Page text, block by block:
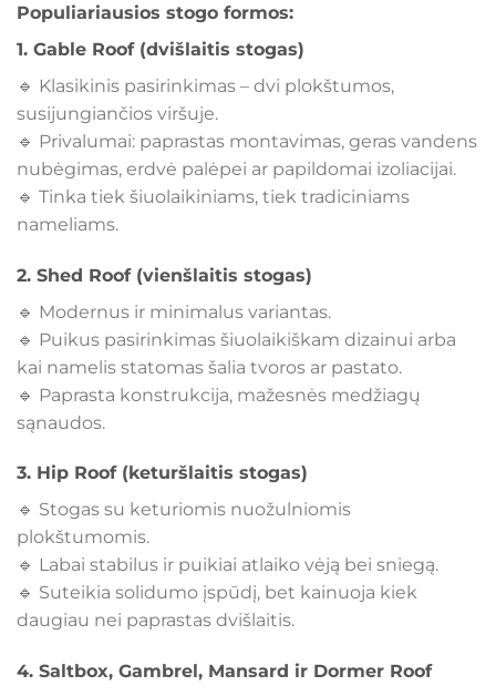
Populiariausios stogo formos:
1. Gable Roof (dvišlaitis stogas)
🔹 Klasikinis pasirinkimas – dvi plokštumos,
susijungiančios viršuje.
🔹 Privalumai: paprastas montavimas, geras vandens
nubėgimas, erdvė palėpei ar papildomai izoliacijai.
🔹 Tinka tiek šiuolaikiniams, tiek tradiciniams
nameliams.
2. Shed Roof (vienšlaitis stogas)
🔹 Modernus ir minimalus variantas.
🔹 Puikus pasirinkimas šiuolaikiškam dizainui arba
kai namelis statomas šalia tvoros ar pastato.
🔹 Paprasta konstrukcija, mažesnės medžiagų
sąnaudos.
3. Hip Roof (keturšlaitis stogas)
🔹 Stogas su keturiomis nuožulniomis
plokštumomis.
🔹 Labai stabilus ir puikiai atlaiko vėją bei sniegą.
🔹 Suteikia solidumo įspūdį, bet kainuoja kiek
daugiau nei paprastas dvišlaitis.
4. Saltbox, Gambrel, Mansard ir Dormer Roof